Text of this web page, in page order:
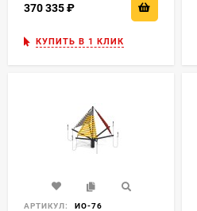
370 335
КУПИТЬ В 1 КЛИК
АРТИКУЛ: ИО-76